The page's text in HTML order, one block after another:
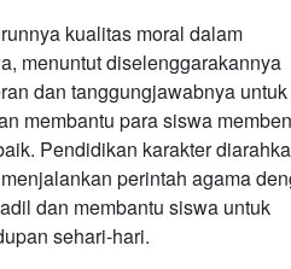
kualitas moral dalam
menuntut diselenggarakannya
dan tanggungjawabnya untuk
membantu para siswa
Pendidikan karakter
perintah agama
dan membantu siswa untuk
sehari-hari.